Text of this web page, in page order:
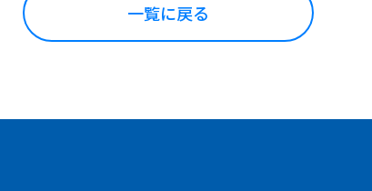
一覧に戻る